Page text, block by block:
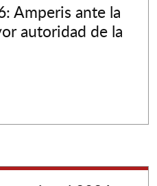
Amperis ante la
autoridad de la